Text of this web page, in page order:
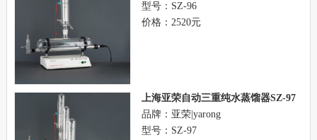
型号：SZ-96
价格：2520元
上海亚荣自动三重纯水蒸馏器SZ-97
品牌：亚荣|yarong
型号：SZ-97